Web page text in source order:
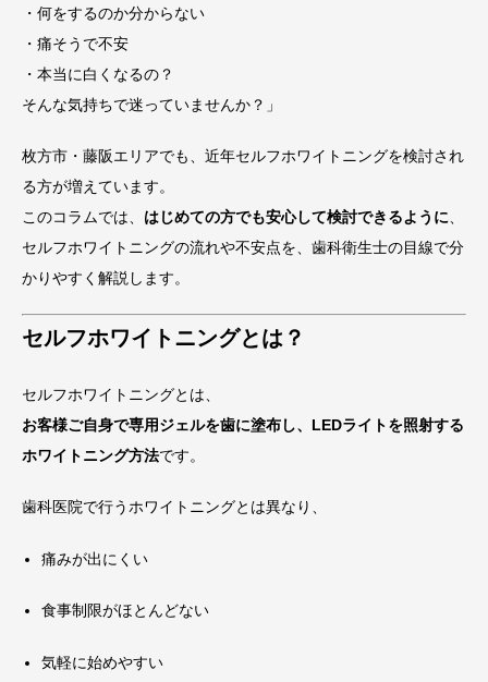
・何をするのか分からない
・痛そうで不安
・本当に白くなるの？
そんな気持ちで迷っていませんか？」
枚方市・藤阪エリアでも、近年セルフホワイトニングを検討され
る方が増えています。
このコラムでは、 はじめての方でも安心して検討できるように
セルフホワイトニングの流れや不安点を、歯科衛生士の目線で分
かりやすく解説します。
セルフホワイトニングとは？
セルフホワイトニングとは、
お客様ご自身で専用ジェルを歯に塗布し、LEDライトを照射する
ホワイトニング方法です。
歯科医院で行うホワイトニングとは異なり、
痛みが出にくい
食事制限がほとんどない
気軽に始めやすい